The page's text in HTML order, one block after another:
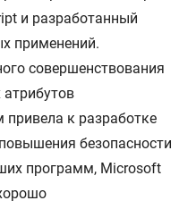
и разработанный
применений.
совершенствования
атрибутов
к разработке
безопасности
программ, Microsoft